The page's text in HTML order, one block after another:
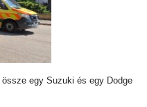
egy Suzuki és egy Dodge